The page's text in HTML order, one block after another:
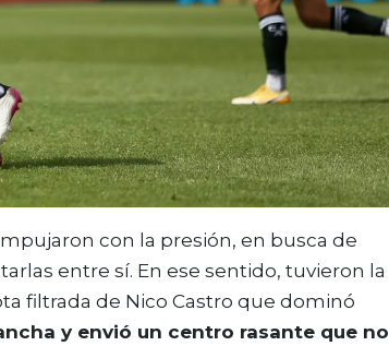
con la presión, en busca de
entre sí. En ese sentido, tuvieron la
filtrada de Nico Castro que dominó
y envió un centro rasante que no